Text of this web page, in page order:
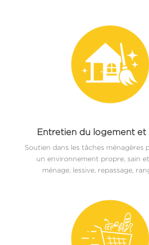
Entretien du logement et
Soutien dans les tâches ménagères
un environnement propre, sain
ménage, lessive, repassage,